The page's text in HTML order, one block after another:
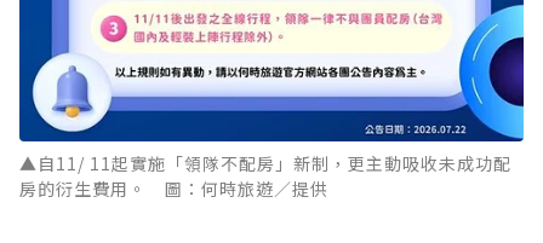
▲自11/ 11起實施「領隊不配房」新制，更主動吸收未成功配
房的衍生費用。 圖：何時旅遊／提供